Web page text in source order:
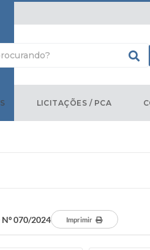
LICITAÇÕES / PCA
Nº 070/2024 Imprimir